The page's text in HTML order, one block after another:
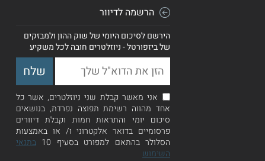
הרשמה לדיוור
הירשם לסיכום היומי של שוק ההון ולמבזקים
של ביזפורטל - ניוזלטרים חובה לכל משקיע
אני מאשר קבלת שני ניוזלטרים, אשר כל
אחד מהווה רשימת תפוצה נפרדת, בנושאים
סיכום יומי והתראות חמות וקבלת דיוורים
פרסומיים בדואר אלקטרוני ו/ או באמצעות
הסלולר בהתאם למפורט בסעיף 10
בתנאי
השימוש